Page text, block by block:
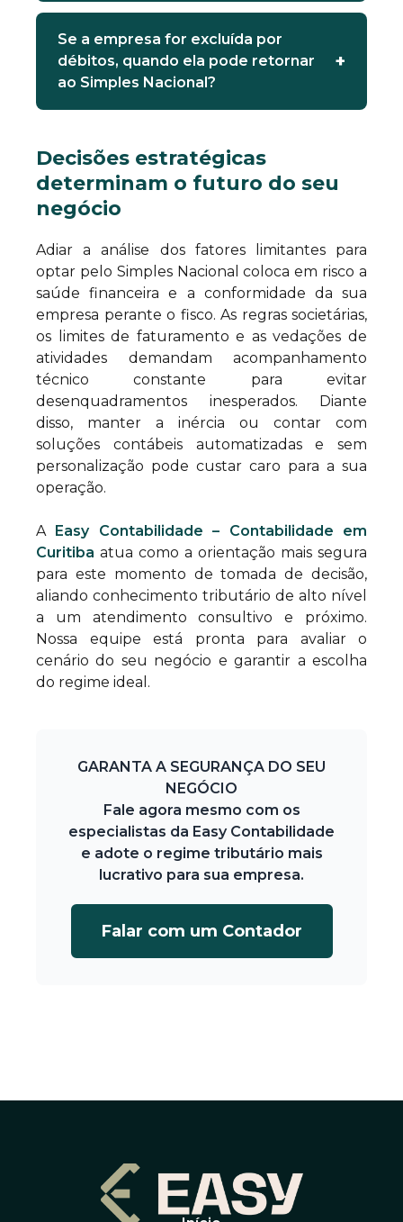
Se a empresa for excluída por
débitos, quando ela pode retornar
ao Simples Nacional?
Decisões estratégicas
determinam o futuro do seu
negócio
Adiar a análise dos fatores limitantes para
optar pelo Simples Nacional coloca em risco a
saúde financeira e a conformidade da sua
empresa perante o fisco. As regras societárias,
os limites de faturamento e as vedações de
atividades demandam acompanhamento
técnico constante para evitar
desenquadramentos inesperados. Diante
disso, manter a inércia ou contar com
soluções contábeis automatizadas e sem
personalização pode custar caro para a sua
operação.
A Easy Contabilidade – Contabilidade em
Curitiba atua como a orientação mais segura
para este momento de tomada de decisão,
aliando conhecimento tributário de alto nível
a um atendimento consultivo e próximo.
Nossa equipe está pronta para avaliar o
cenário do seu negócio e garantir a escolha
do regime ideal.
GARANTA A SEGURANÇA DO SEU
NEGÓCIO
Fale agora mesmo com os
especialistas da Easy Contabilidade
e adote o regime tributário mais
lucrativo para sua empresa.
Falar com um Contador